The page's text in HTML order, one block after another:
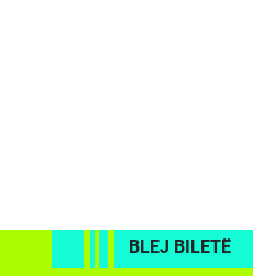
BLEJ BILETË